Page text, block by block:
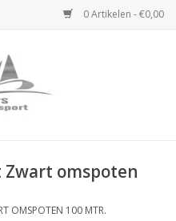
0 Artikelen - €0,00
omspoten
OMSPOTEN 100 MTR.